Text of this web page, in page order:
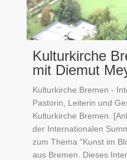
Kulturkirche
mit Diemut
Kulturkirche Bremen -
Pastorin, Leiterin und
Kulturkirche Bremen.
der Internationalen
zum Thema "Kunst im
aus Bremen. Dieses